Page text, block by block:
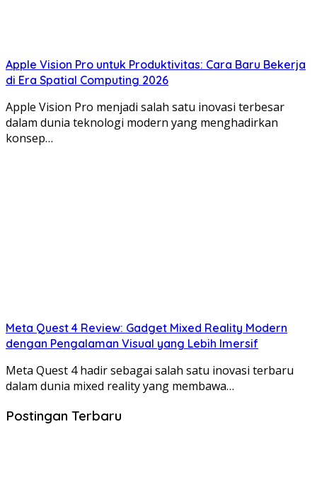
Apple Vision Pro untuk Produktivitas: Cara Baru Bekerja
di Era Spatial Computing 2026
Apple Vision Pro menjadi salah satu inovasi terbesar
dalam dunia teknologi modern yang menghadirkan
konsep…
Meta Quest 4 Review: Gadget Mixed Reality Modern
dengan Pengalaman Visual yang Lebih Imersif
Meta Quest 4 hadir sebagai salah satu inovasi terbaru
dalam dunia mixed reality yang membawa…
Postingan Terbaru